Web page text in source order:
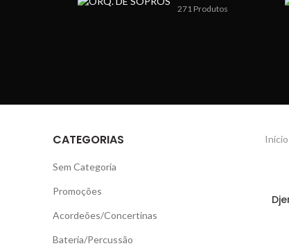
271 Produtos
CATEGORIAS
Sem Categoria
Promoções
Acordeões/Concertinas
Bateria/Percussão
Início